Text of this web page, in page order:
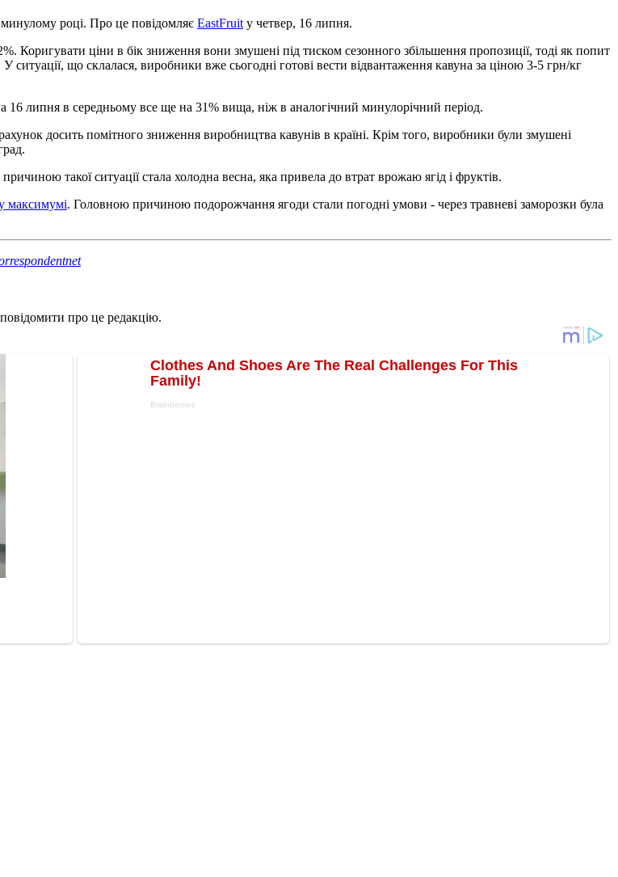
році. Про це повідомляє EastFruit у четвер, 16 липня.
Коригувати ціни в бік зниження вони змушені під тиском сезонного збільшення пропозиції, тоді як попит
що склалася, виробники вже сьогодні готові вести відвантаження кавуна за ціною 3-5 грн/кг
16 липня в середньому все ще на 31% вища, ніж в аналогічний минулорічний період.
досить помітного зниження виробництва кавунів в країні. Крім того, виробники були змушені
такої ситуації стала холодна весна, яка привела до втрат врожаю ягід і фруктів.
максимумі. Головною причиною подорожчання ягоди стали погодні умови - через травневі заморозки була
про це редакцію.